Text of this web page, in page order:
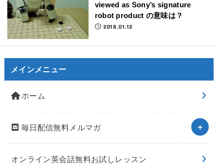
viewed as Sony’s signature
robot product の意味は？
2018.01.12
メインメニュー
ホーム
毎日配信無料メルマガ
オンライン英会話無料お試しレッスン